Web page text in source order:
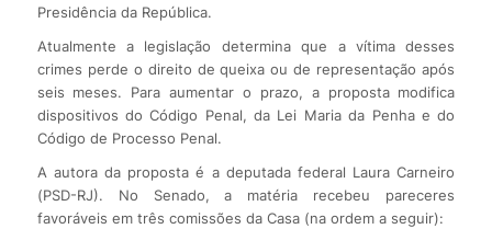
Presidência da República.
Atualmente a legislação determina que a vítima desses
crimes perde o direito de queixa ou de representação após
seis meses. Para aumentar o prazo, a proposta modifica
dispositivos do Código Penal, da Lei Maria da Penha e do
Código de Processo Penal.
A autora da proposta é a deputada federal Laura Carneiro
(PSD-RJ). No Senado, a matéria recebeu pareceres
favoráveis em três comissões da Casa (na ordem a seguir):